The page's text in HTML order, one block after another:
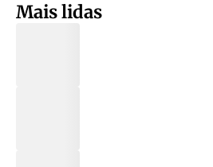
Mais lidas